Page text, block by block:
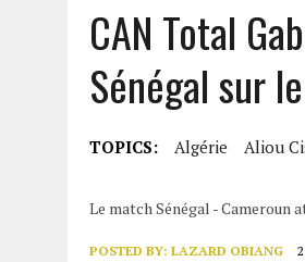
7 AOÛT 2026
OUATTARA
CAN Total
Sénégal sur
TOPICS: Algérie Aliou
Le match Sénégal - Cameroun
POSTED BY: LAZARD OBIANG